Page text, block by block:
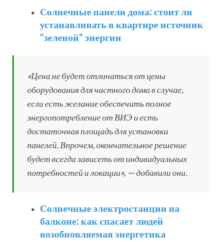
Солнечные панели дома: стоит ли
устанавливать в квартире источник
“зеленой” энергии
«Цена не будет отличаться от цены
оборудования для частного дома в случае,
если есть желание обеспечить полное
энергопотребление от ВИЭ и есть
достаточная площадь для установки
панелей. Впрочем, окончательное решение
будет всегда зависеть от индивидуальных
потребностей и локации», — добавили они.
Солнечные электростанции на
балконе: как спасает людей
возобновляемая энергетика